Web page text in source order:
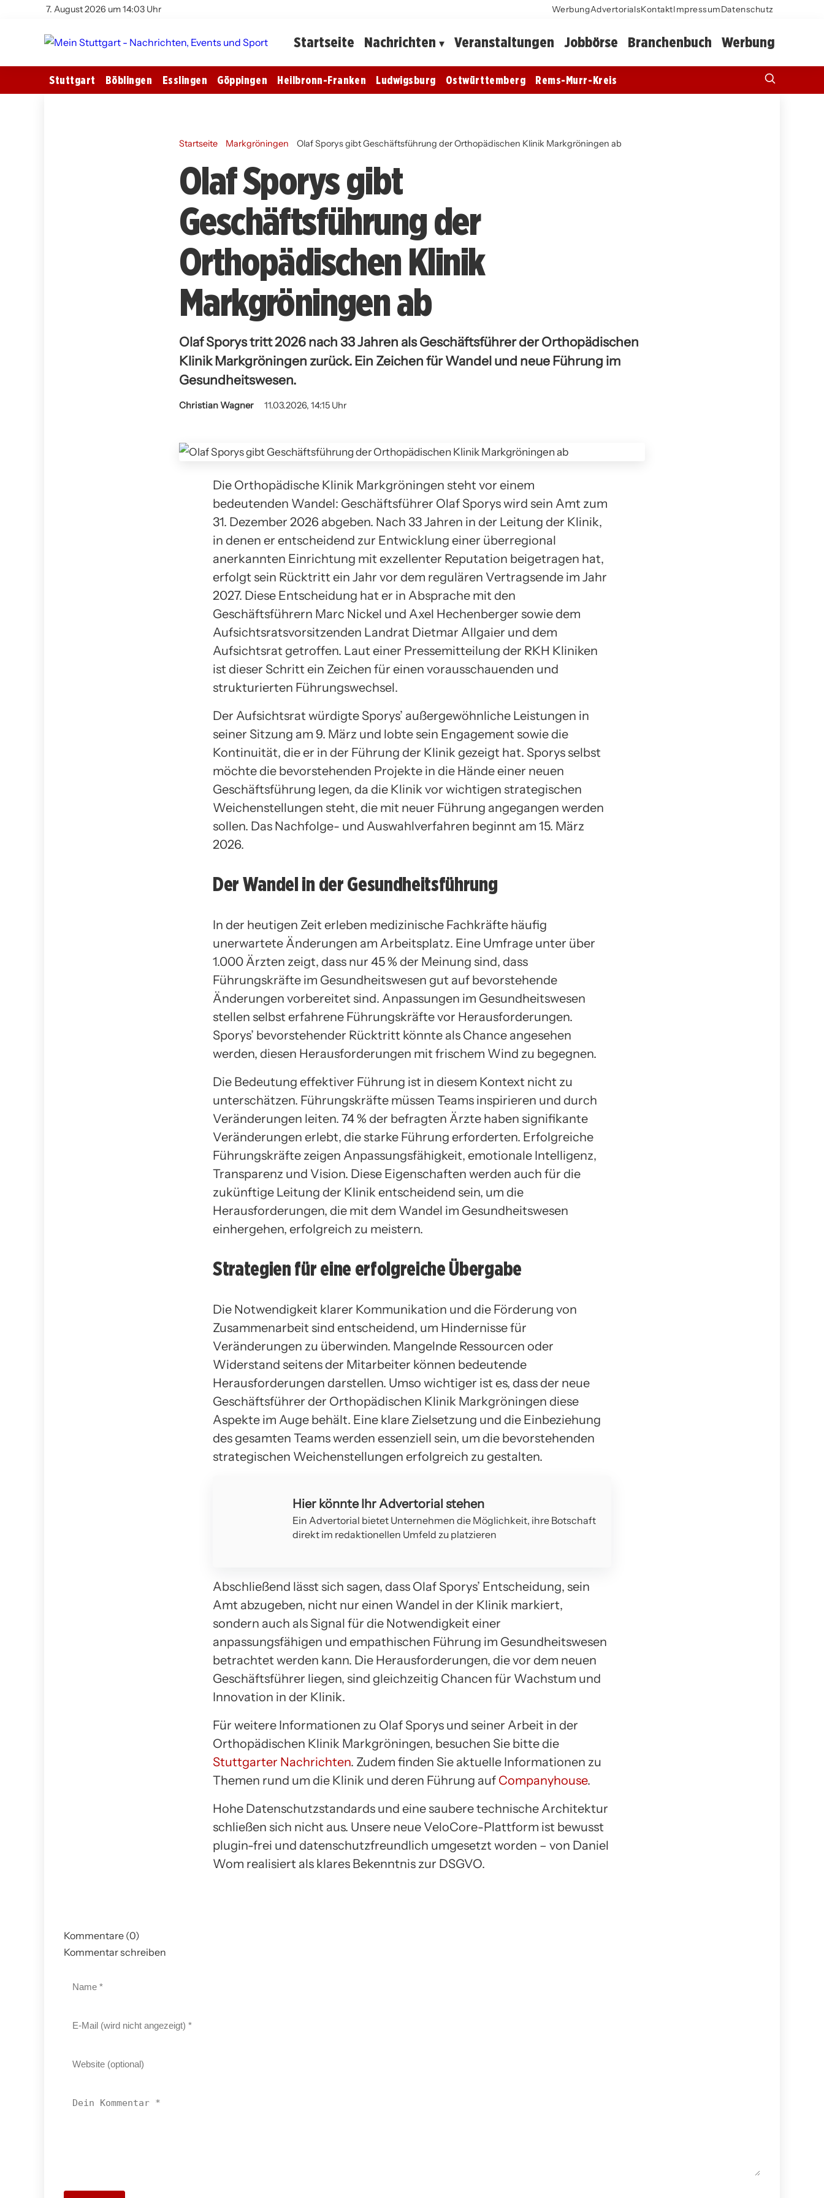
7. August 2026 um 14:03 Uhr WerbungAdvertorialsKontaktImpressumDatenschutz
Startseite Nachrichten Veranstaltungen Jobbörse Branchenbuch Werbung
Stuttgart Böblingen Esslingen Göppingen Heilbronn-Franken Ludwigsburg Ostwürttemberg Rems-Murr-Kreis
Startseite Markgröningen Olaf Sporys gibt Geschäftsführung der Orthopädischen Klinik Markgröningen ab
Olaf Sporys gibt
Geschäftsführung der
Orthopädischen Klinik
Markgröningen ab
Olaf Sporys tritt 2026 nach 33 Jahren als Geschäftsführer der Orthopädischen
Klinik Markgröningen zurück. Ein Zeichen für Wandel und neue Führung im
Gesundheitswesen.
Christian Wagner 11.03.2026, 14:15 Uhr
Die Orthopädische Klinik Markgröningen steht vor einem
bedeutenden Wandel: Geschäftsführer Olaf Sporys wird sein Amt zum
31. Dezember 2026 abgeben. Nach 33 Jahren in der Leitung der Klinik,
in denen er entscheidend zur Entwicklung einer überregional
anerkannten Einrichtung mit exzellenter Reputation beigetragen hat,
erfolgt sein Rücktritt ein Jahr vor dem regulären Vertragsende im Jahr
2027. Diese Entscheidung hat er in Absprache mit den
Geschäftsführern Marc Nickel und Axel Hechenberger sowie dem
Aufsichtsratsvorsitzenden Landrat Dietmar Allgaier und dem
Aufsichtsrat getroffen. Laut einer Pressemitteilung der RKH Kliniken
ist dieser Schritt ein Zeichen für einen vorausschauenden und
strukturierten Führungswechsel.
Der Aufsichtsrat würdigte Sporys’ außergewöhnliche Leistungen in
seiner Sitzung am 9. März und lobte sein Engagement sowie die
Kontinuität, die er in der Führung der Klinik gezeigt hat. Sporys selbst
möchte die bevorstehenden Projekte in die Hände einer neuen
Geschäftsführung legen, da die Klinik vor wichtigen strategischen
Weichenstellungen steht, die mit neuer Führung angegangen werden
sollen. Das Nachfolge- und Auswahlverfahren beginnt am 15. März
2026.
Der Wandel in der Gesundheitsführung
In der heutigen Zeit erleben medizinische Fachkräfte häufig
unerwartete Änderungen am Arbeitsplatz. Eine Umfrage unter über
1.000 Ärzten zeigt, dass nur 45 % der Meinung sind, dass
Führungskräfte im Gesundheitswesen gut auf bevorstehende
Änderungen vorbereitet sind. Anpassungen im Gesundheitswesen
stellen selbst erfahrene Führungskräfte vor Herausforderungen.
Sporys’ bevorstehender Rücktritt könnte als Chance angesehen
werden, diesen Herausforderungen mit frischem Wind zu begegnen.
Die Bedeutung effektiver Führung ist in diesem Kontext nicht zu
unterschätzen. Führungskräfte müssen Teams inspirieren und durch
Veränderungen leiten. 74 % der befragten Ärzte haben signifikante
Veränderungen erlebt, die starke Führung erforderten. Erfolgreiche
Führungskräfte zeigen Anpassungsfähigkeit, emotionale Intelligenz,
Transparenz und Vision. Diese Eigenschaften werden auch für die
zukünftige Leitung der Klinik entscheidend sein, um die
Herausforderungen, die mit dem Wandel im Gesundheitswesen
einhergehen, erfolgreich zu meistern.
Strategien für eine erfolgreiche Übergabe
Die Notwendigkeit klarer Kommunikation und die Förderung von
Zusammenarbeit sind entscheidend, um Hindernisse für
Veränderungen zu überwinden. Mangelnde Ressourcen oder
Widerstand seitens der Mitarbeiter können bedeutende
Herausforderungen darstellen. Umso wichtiger ist es, dass der neue
Geschäftsführer der Orthopädischen Klinik Markgröningen diese
Aspekte im Auge behält. Eine klare Zielsetzung und die Einbeziehung
des gesamten Teams werden essenziell sein, um die bevorstehenden
strategischen Weichenstellungen erfolgreich zu gestalten.
Hier könnte Ihr Advertorial stehen
Ein Advertorial bietet Unternehmen die Möglichkeit, ihre Botschaft
direkt im redaktionellen Umfeld zu platzieren
Abschließend lässt sich sagen, dass Olaf Sporys’ Entscheidung, sein
Amt abzugeben, nicht nur einen Wandel in der Klinik markiert,
sondern auch als Signal für die Notwendigkeit einer
anpassungsfähigen und empathischen Führung im Gesundheitswesen
betrachtet werden kann. Die Herausforderungen, die vor dem neuen
Geschäftsführer liegen, sind gleichzeitig Chancen für Wachstum und
Innovation in der Klinik.
Für weitere Informationen zu Olaf Sporys und seiner Arbeit in der
Orthopädischen Klinik Markgröningen, besuchen Sie bitte die
Stuttgarter Nachrichten. Zudem finden Sie aktuelle Informationen zu
Themen rund um die Klinik und deren Führung auf Companyhouse.
Hohe Datenschutzstandards und eine saubere technische Architektur
schließen sich nicht aus. Unsere neue VeloCore-Plattform ist bewusst
plugin-frei und datenschutzfreundlich umgesetzt worden – von Daniel
Wom realisiert als klares Bekenntnis zur DSGVO.
Kommentare (0)
Kommentar schreiben